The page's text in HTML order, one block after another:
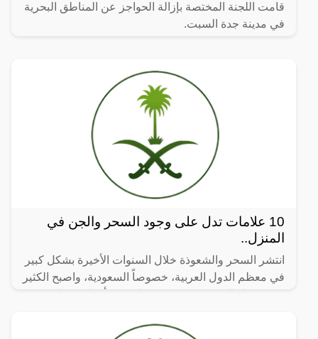
قامت اللجنة المختصة بإزالة الحواجز عن المناطق البحرية
في ‎مدينة جدة السبت.
10 علامات تدل على وجود السحر والجن في
المنزل..
انتشر السحر والشعوذة خلال السنوات الأخيرة بشكل كبير
في معظم الدول العربية، خصوصاً السعودية، واصبح الكثير